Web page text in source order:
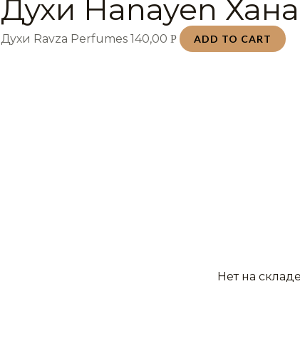
Духи Hanayen
Духи Ravza Perfumes140,00Р ADD TO CART
Нет на складе